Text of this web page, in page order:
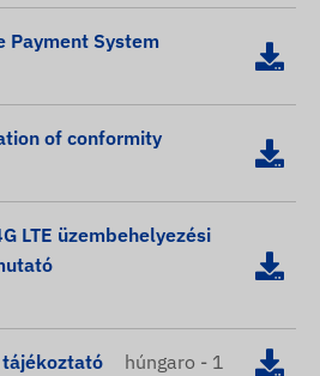
Payment System
of conformity
LTE üzembehelyezési
húngaro - 1